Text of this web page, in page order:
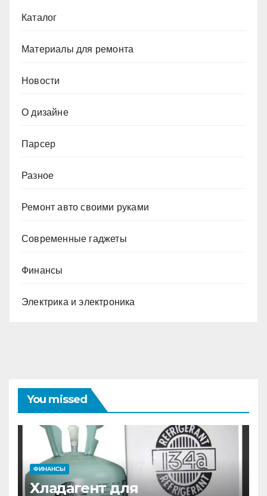
Каталог
Материалы для ремонта
Новости
О дизайне
Парсер
Разное
Ремонт авто своими руками
Современные гаджеты
Финансы
Электрика и электроника
You missed
ФИНАНСЫ
Хладагент для